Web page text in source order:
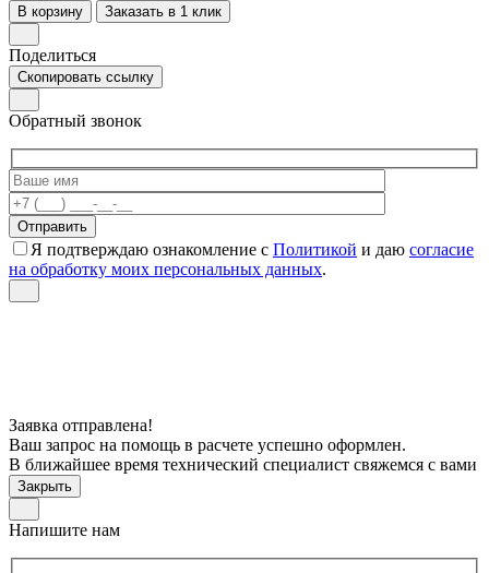
В корзину Заказать в 1 клик
Поделиться
Скопировать ссылку
Обратный звонок
Я подтверждаю ознакомление с Политикой и даю согласие
на обработку моих персональных данных.
Заявка отправлена!
Ваш запрос на помощь в расчете успешно оформлен.
В ближайшее время технический специалист свяжемся с вами
Закрыть
Напишите нам